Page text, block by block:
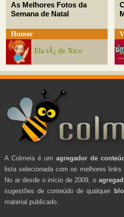
As Melhores Fotos da
Semana de Natal
Humor
Ela tÃ¡ de Xico
A Colmeia é um agregador de
lista selecionada com os melhores
No ar desde o início de 2009, o
sugestões de conteúdo de qualquer
material publicado.